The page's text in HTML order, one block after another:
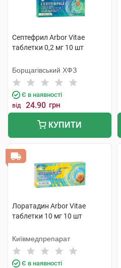
Септефрил Arbor Vitae
таблетки 0,2 мг 10 шт
Борщагівський ХФЗ
Є в наявності
від 24.90 грн
КУПИТИ
Лоратадин Arbor Vitae
таблетки 10 мг 10 шт
Київмедпрепарат
Є в наявності